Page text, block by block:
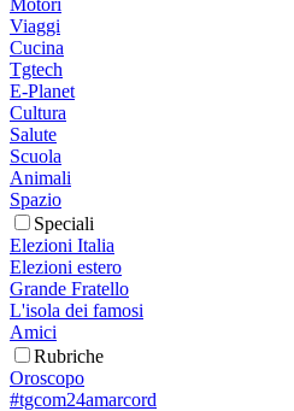
Viaggi
Cucina
Tgtech
E-Planet
Cultura
Salute
Scuola
Animali
Spazio
Speciali
Elezioni Italia
Elezioni estero
Grande Fratello
L'isola dei famosi
Amici
Rubriche
Oroscopo
#tgcom24amarcord